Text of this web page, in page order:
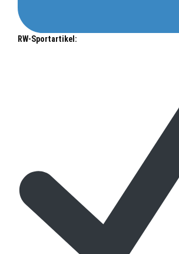
RW-Sportartikel: